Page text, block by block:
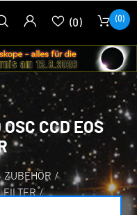
(0) (0)
CCD EOS
ZUBEHÖR /
FILTER /